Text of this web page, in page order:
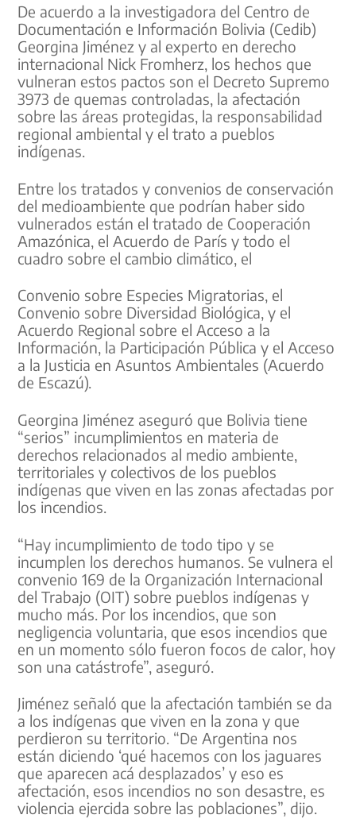
De acuerdo a la investigadora del Centro de
Documentación e Información Bolivia (Cedib)
Georgina Jiménez y al experto en derecho
internacional Nick Fromherz, los hechos que
vulneran estos pactos son el Decreto Supremo
3973 de quemas controladas, la afectación
sobre las áreas protegidas, la responsabilidad
regional ambiental y el trato a pueblos
indígenas.
Entre los tratados y convenios de conservación
del medioambiente que podrían haber sido
vulnerados están el tratado de Cooperación
Amazónica, el Acuerdo de París y todo el
cuadro sobre el cambio climático, el
Convenio sobre Especies Migratorias, el
Convenio sobre Diversidad Biológica, y el
Acuerdo Regional sobre el Acceso a la
Información, la Participación Pública y el Acceso
a la Justicia en Asuntos Ambientales (Acuerdo
de Escazú).
Georgina Jiménez aseguró que Bolivia tiene
“serios” incumplimientos en materia de
derechos relacionados al medio ambiente,
territoriales y colectivos de los pueblos
indígenas que viven en las zonas afectadas por
los incendios.
“Hay incumplimiento de todo tipo y se
incumplen los derechos humanos. Se vulnera el
convenio 169 de la Organización Internacional
del Trabajo (OIT) sobre pueblos indígenas y
mucho más. Por los incendios, que son
negligencia voluntaria, que esos incendios que
en un momento sólo fueron focos de calor, hoy
son una catástrofe”, aseguró.
Jiménez señaló que la afectación también se da
a los indígenas que viven en la zona y que
perdieron su territorio. “De Argentina nos
están diciendo ‘qué hacemos con los jaguares
que aparecen acá desplazados’ y eso es
afectación, esos incendios no son desastre, es
violencia ejercida sobre las poblaciones”, dijo.